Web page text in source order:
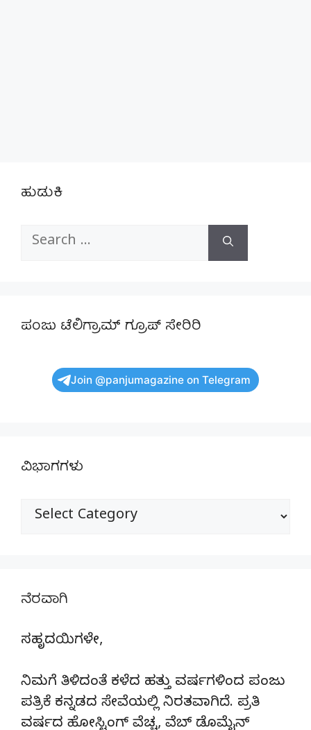
ಹುಡುಕಿ
Search
ಪಂಜು ಟೆಲಿಗ್ರಾಮ್ ಗ್ರೂಪ್ ಸೇರಿರಿ
Join @panjumagazine on Telegram
ವಿಭಾಗಗಳು
ವಿಭಾಗಗಳು
ನೆರವಾಗಿ
ಸಹೃದಯಿಗಳೇ,
ನಿಮಗೆ ತಿಳಿದಂತೆ ಕಳೆದ ಹತ್ತು ವರ್ಷಗಳಿಂದ ಪಂಜು
ಪತ್ರಿಕೆ ಕನ್ನಡದ ಸೇವೆಯಲ್ಲಿ ನಿರತವಾಗಿದೆ. ಪ್ರತಿ
ವರ್ಷದ ಹೋಸ್ಟಿಂಗ್‌ ವೆಚ್ಚ, ವೆಬ್‌ ಡೊಮೈನ್‌